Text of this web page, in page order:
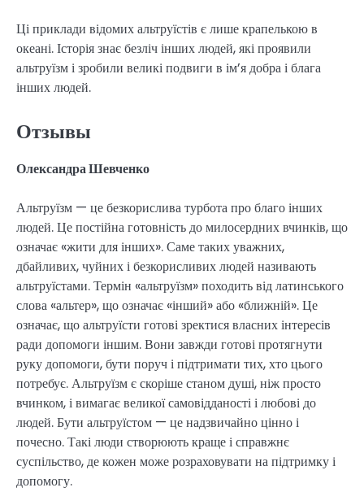
Ці приклади відомих альтруїстів є лише крапелькою в
океані. Історія знає безліч інших людей, які проявили
альтруїзм і зробили великі подвиги в ім’я добра і блага
інших людей.
Отзывы
Олександра Шевченко
Альтруїзм — це безкорислива турбота про благо інших
людей. Це постійна готовність до милосердних вчинків, що
означає «жити для інших». Саме таких уважних,
дбайливих, чуйних і безкорисливих людей називають
альтруїстами. Термін «альтруїзм» походить від латинського
слова «альтер», що означає «інший» або «ближній». Це
означає, що альтруїсти готові зректися власних інтересів
ради допомоги іншим. Вони завжди готові протягнути
руку допомоги, бути поруч і підтримати тих, хто цього
потребує. Альтруїзм є скоріше станом душі, ніж просто
вчинком, і вимагає великої самовідданості і любові до
людей. Бути альтруїстом — це надзвичайно цінно і
почесно. Такі люди створюють краще і справжнє
суспільство, де кожен може розраховувати на підтримку і
допомогу.